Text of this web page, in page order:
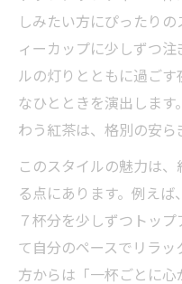
しみたい方にぴったり
ィーカップに少しずつ
ルの灯りとともに過ご
なひとときを演出しま
わう紅茶は、格別の安ら
このスタイルの魅力は
る点にあります。例えば
７杯分を少しずつトッ
て自分のペースでリラ
方からは「一杯ごとに